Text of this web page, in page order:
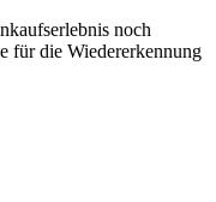
noch
für die Wiedererkennung